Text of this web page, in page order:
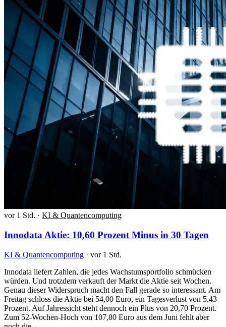
vor 1 Std. · KI & Quantencomputing
Innodata Aktie: 10,60 Prozent Minus in 30 Tagen
KI & Quantencomputing · vor 1 Std.
Innodata liefert Zahlen, die jedes Wachstumsportfolio schmücken
würden. Und trotzdem verkauft der Markt die Aktie seit Wochen.
Genau dieser Widerspruch macht den Fall gerade so interessant. Am
Freitag schloss die Aktie bei 54,00 Euro, ein Tagesverlust von 5,43
Prozent. Auf Jahressicht steht dennoch ein Plus von 20,70 Prozent.
Zum 52-Wochen-Hoch von 107,80 Euro aus dem Juni fehlt aber